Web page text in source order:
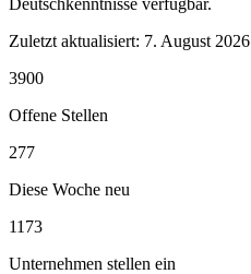
Zuletzt aktualisiert: 7. August 2026
3900
Offene Stellen
277
Diese Woche neu
1173
Unternehmen stellen ein